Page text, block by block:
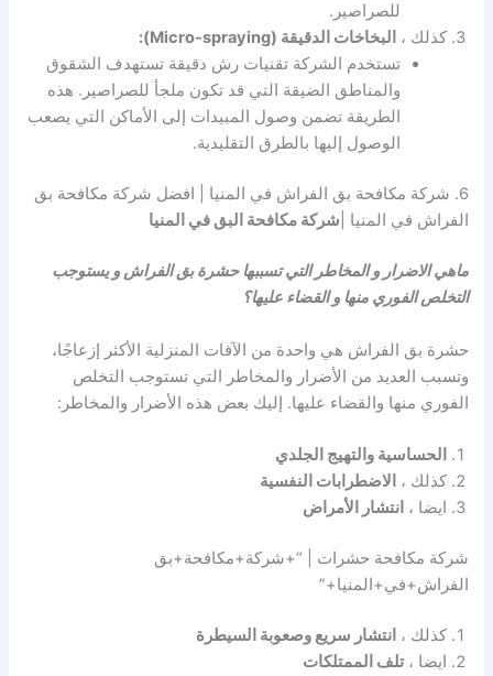
للصراصير.
كذلك ، البخاخات الدقيقة (Micro-spraying):
تستخدم الشركة تقنيات رش دقيقة تستهدف الشقوق
والمناطق الضيقة التي قد تكون ملجأ للصراصير. هذه
الطريقة تضمن وصول المبيدات إلى الأماكن التي يصعب
الوصول إليها بالطرق التقليدية.
6. شركة مكافحة بق الفراش في المنيا | افضل شركة مكافحة بق
الفراش في المنيا | شركة مكافحة البق في المنيا
ماهي الاضرار و المخاطر التي تسببها حشرة بق الفراش و يستوجب
التخلص الفوري منها و القضاء عليها؟
حشرة بق الفراش هي واحدة من الآفات المنزلية الأكثر إزعاجًا،
وتسبب العديد من الأضرار والمخاطر التي تستوجب التخلص
الفوري منها والقضاء عليها. إليك بعض هذه الأضرار والمخاطر:
الحساسية والتهيج الجلدي
كذلك ، الاضطرابات النفسية
ايضا ، انتشار الأمراض
شركة مكافحة حشرات | “+شركة+مكافحة+بق
الفراش+في+المنيا+”
كذلك ، انتشار سريع وصعوبة السيطرة
ايضا ،تلف الممتلكات